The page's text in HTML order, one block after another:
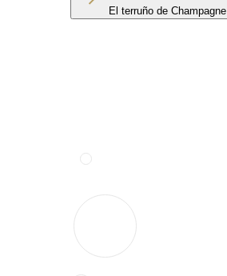
El terruño de Champagne